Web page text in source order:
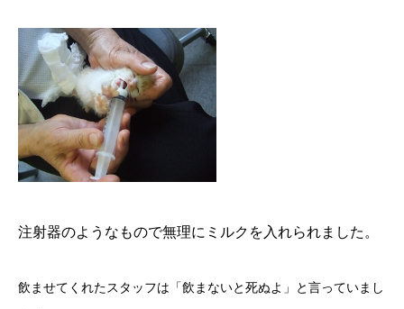
注射器のようなもので無理にミルクを入れられました。
飲ませてくれたスタッフは「飲まないと死ぬよ」と言っていまし